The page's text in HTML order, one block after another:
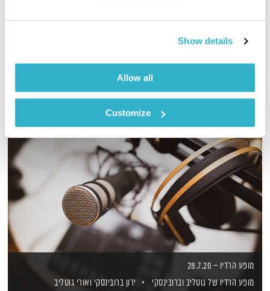
Show details
Allow all
Customize
הפעם נכיר תחפושות שהן משקפיים ואחרות שהן סיפור כלשהו.
מופע הרדיו – 28.7.20
מופע הרדיו של גוטליב וברובינסקי
ירון ברובינסקי ואורי גוטליב